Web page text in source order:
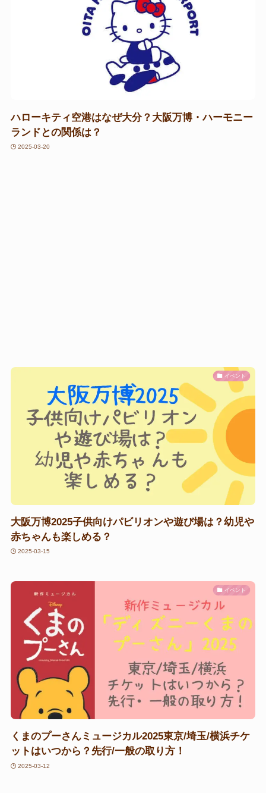
ハローキティ空港はなぜ大分？大阪万博・ハーモニー
ランドとの関係は？
2025-03-20
イベント
大阪万博2025子供向けパビリオンや遊び場は？幼児や
赤ちゃんも楽しめる？
2025-03-15
イベント
くまのプーさんミュージカル2025東京/埼玉/横浜チケ
ットはいつから？先行/一般の取り方！
2025-03-12